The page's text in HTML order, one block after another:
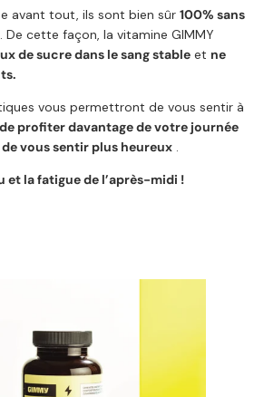
avant tout, ils sont bien sûr 100% sans
. De cette façon, la vitamine GIMMY
de sucre dans le sang stable et ne
vous permettront de vous sentir à
de profiter davantage de votre journée
de vous sentir plus heureux
et la fatigue de l’après-midi !